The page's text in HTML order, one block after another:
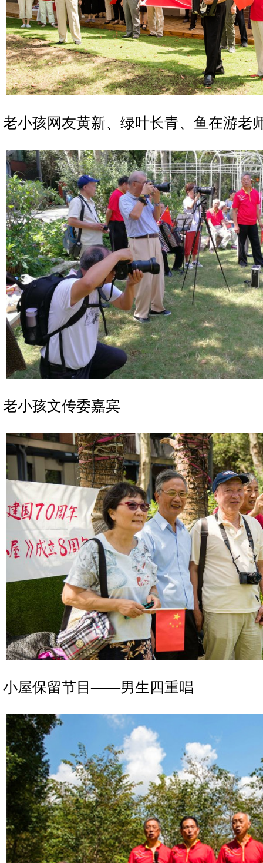
老小孩网友黄新、绿叶长青、鱼在游老
老小孩文传委嘉宾
小屋保留节目——男生四重唱